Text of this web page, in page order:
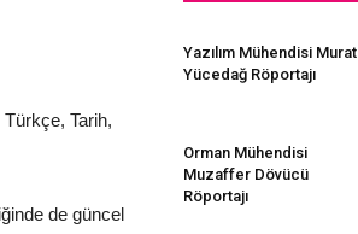
Tarih,
de güncel
Yazılım Mühendisi Murat
Yücedağ Röportajı
Orman Mühendisi
Muzaffer Dövücü
Röportajı